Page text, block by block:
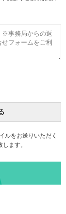
ルをお送りいただく
ます。